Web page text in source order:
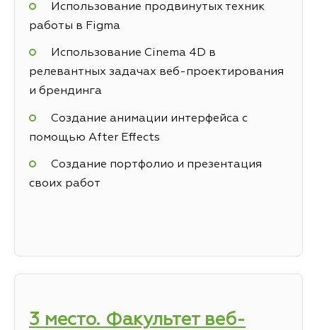
Использование продвинутых техник
работы в Figma
Использование Cinema 4D в
релевантных задачах веб-проектирования
и брендинга
Создание анимации интерфейса с
помощью After Effects
Создание портфолио и презентация
своих работ
3 место. Факультет веб-